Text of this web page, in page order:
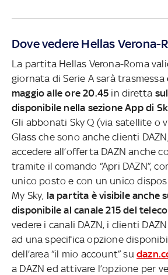
Dove vedere Hellas Verona-
La partita Hellas Verona-Roma
giornata di Serie A sarà trasmessa
maggio alle ore 20.45 in diretta
disponibile nella sezione App di
Gli abbonati Sky Q (via satellite o
Glass che sono anche clienti
accedere all’offerta DAZN anche
tramite il comando “Apri DAZN”,
unico posto e con un unico
My Sky, la partita è visibile anche
disponibile al canale 215 del
vedere i canali DAZN, i clienti
ad una specifica opzione
dell’area “il mio account” su
a DAZN ed attivare l’opzione per